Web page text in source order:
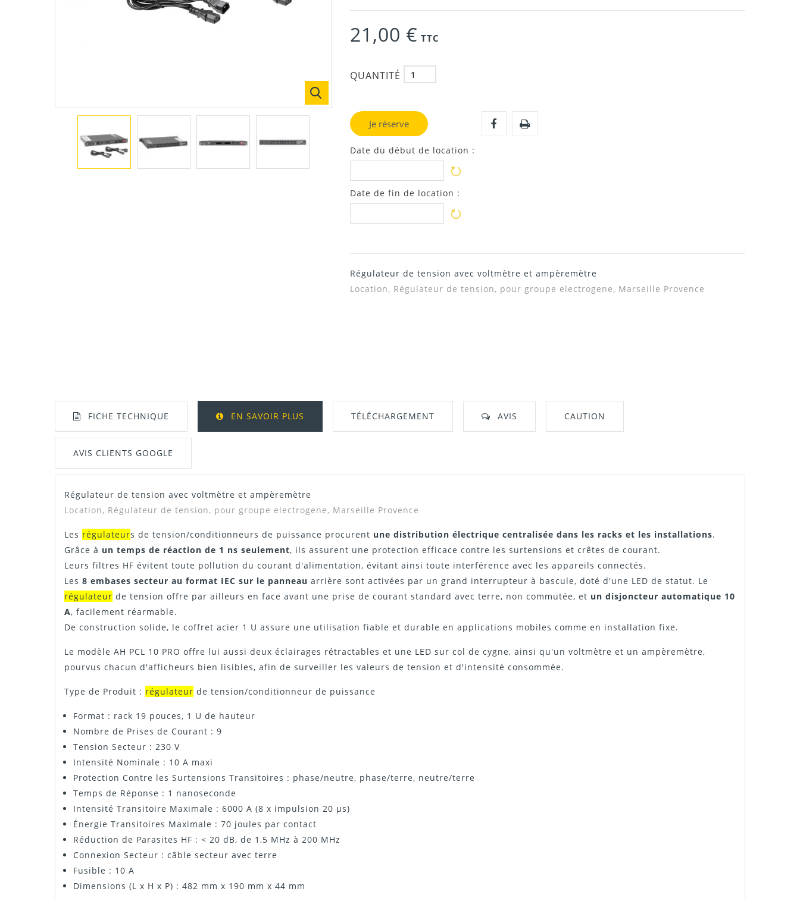
21,00 € TTC
QUANTITÉ
Je réserve
Date du début de location :
Date de fin de location :
Régulateur de tension avec voltmètre et ampèremètre
Location, Régulateur de tension, pour groupe electrogene, Marseille Provence
FICHE TECHNIQUE EN SAVOIR PLUS TÉLÉCHARGEMENT AVIS CAUTION
AVIS CLIENTS GOOGLE
Manuel / Notice
Régulateur de tension avec voltmètre et ampèremètre
Location, Régulateur de tension, pour groupe electrogene, Marseille Provence
Les régulateurs de tension/conditionneurs de puissance procurent une distribution électrique centralisée dans les racks et les installations.
Grâce à un temps de réaction de 1 ns seulement, ils assurent une protection efficace contre les surtensions et crêtes de courant.
Leurs filtres HF évitent toute pollution du courant d'alimentation, évitant ainsi toute interférence avec les appareils connectés.
Les 8 embases secteur au format IEC sur le panneau arrière sont activées par un grand interrupteur à bascule, doté d'une LED de statut. Le
régulateur de tension offre par ailleurs en face avant une prise de courant standard avec terre, non commutée, et un disjoncteur automatique 10
A, facilement réarmable.
De construction solide, le coffret acier 1 U assure une utilisation fiable et durable en applications mobiles comme en installation fixe.
Le modèle AH PCL 10 PRO offre lui aussi deux éclairages rétractables et une LED sur col de cygne, ainsi qu'un voltmètre et un ampèremètre,
pourvus chacun d'afficheurs bien lisibles, afin de surveiller les valeurs de tension et d'intensité consommée.
Type de Produit : régulateur de tension/conditionneur de puissance
Format : rack 19 pouces, 1 U de hauteur
Nombre de Prises de Courant : 9
Tension Secteur : 230 V
Intensité Nominale : 10 A maxi
Protection Contre les Surtensions Transitoires : phase/neutre, phase/terre, neutre/terre
Temps de Réponse : 1 nanoseconde
Intensité Transitoire Maximale : 6000 A (8 x impulsion 20 µs)
Énergie Transitoires Maximale : 70 joules par contact
Réduction de Parasites HF : < 20 dB, de 1,5 MHz à 200 MHz
Connexion Secteur : câble secteur avec terre
Fusible : 10 A
Dimensions (L x H x P) : 482 mm x 190 mm x 44 mm